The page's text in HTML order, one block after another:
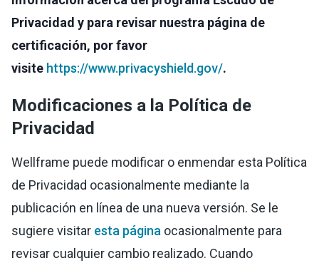
Privacidad y para revisar nuestra página de
certificación, por favor
visite https://www.privacyshield.gov/.
Modificaciones a la Política de
Privacidad
Wellframe puede modificar o enmendar esta Política
de Privacidad ocasionalmente mediante la
publicación en línea de una nueva versión. Se le
sugiere visitar esta página ocasionalmente para
revisar cualquier cambio realizado. Cuando